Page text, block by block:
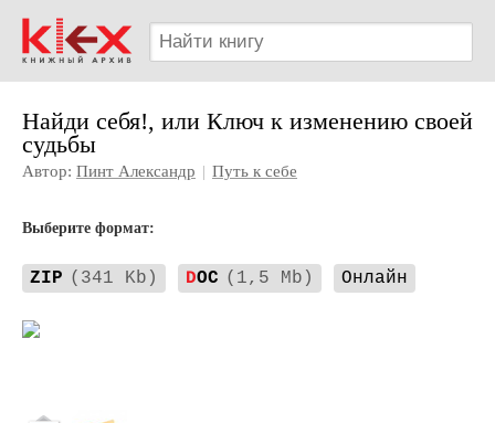
Найди себя!, или Ключ к изменению своей
судьбы
Автор: Пинт Александр | Путь к себе
Выберите формат:
ZIP (341 Kb) DOC (1,5 Mb) Онлайн